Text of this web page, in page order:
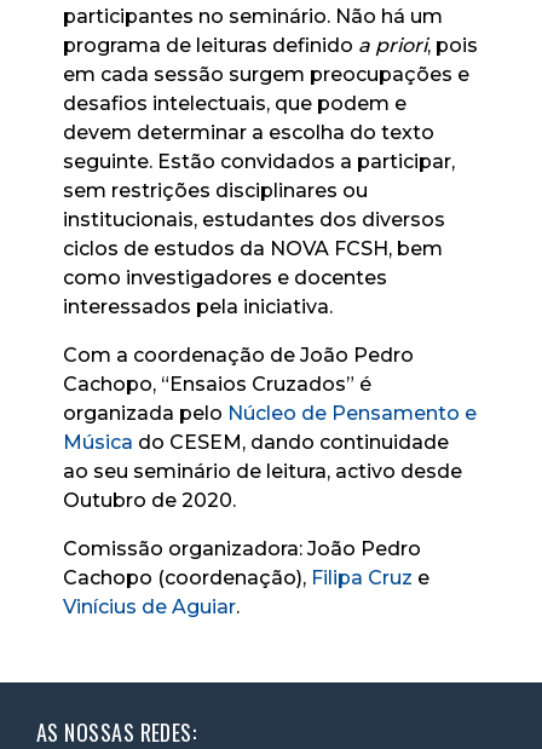
participantes no seminário. Não há um
programa de leituras definido a priori, pois
em cada sessão surgem preocupações e
desafios intelectuais, que podem e
devem determinar a escolha do texto
seguinte. Estão convidados a participar,
sem restrições disciplinares ou
institucionais, estudantes dos diversos
ciclos de estudos da NOVA FCSH, bem
como investigadores e docentes
interessados pela iniciativa.
Com a coordenação de João Pedro
Cachopo, “Ensaios Cruzados” é
organizada pelo Núcleo de Pensamento e
Música do CESEM, dando continuidade
ao seu seminário de leitura, activo desde
Outubro de 2020.
Comissão organizadora: João Pedro
Cachopo (coordenação), Filipa Cruz e
Vinícius de Aguiar.
AS NOSSAS REDES: